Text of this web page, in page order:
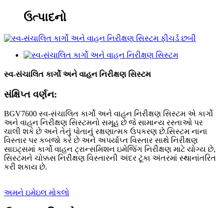
ઉત્પાદનો
સ્વ-સંચાલિત કાર્ગો અને વાહન નિરીક્ષણ સિસ્ટમ
સંક્ષિપ્ત વર્ણન:
BGV7600 સ્વ-સંચાલિત કાર્ગો અને વાહન નિરીક્ષણ સિસ્ટમ એ કાર્ગો
અને વાહન નિરીક્ષણ સિસ્ટમનો સમૂહ છે જે સામાન્ય રસ્તાઓ પર
ચાલી શકે છે અને તેનું પોતાનું રક્ષણાત્મક ઉપકરણ છે.સિસ્ટમ નાના
વિસ્તાર પર કબજો કરે છે અને અપર્યાપ્ત વિસ્તાર સાથે નિરીક્ષણ
સાઇટ્સમાં કાર્ગો વાહન ટ્રાન્સમિશન ઇમેજિંગ નિરીક્ષણ માટે યોગ્ય છે,
સિસ્ટમને ચોક્કસ નિરીક્ષણ વિસ્તારની અંદર ટૂંકા અંતરમાં સ્થાનાંતરિત
કરી શકાય છે.
અમને ઇમેઇલ મોકલો